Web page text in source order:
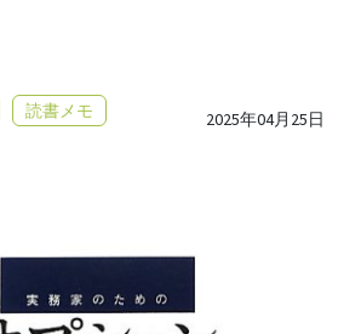
読書メモ 2025年04月25日